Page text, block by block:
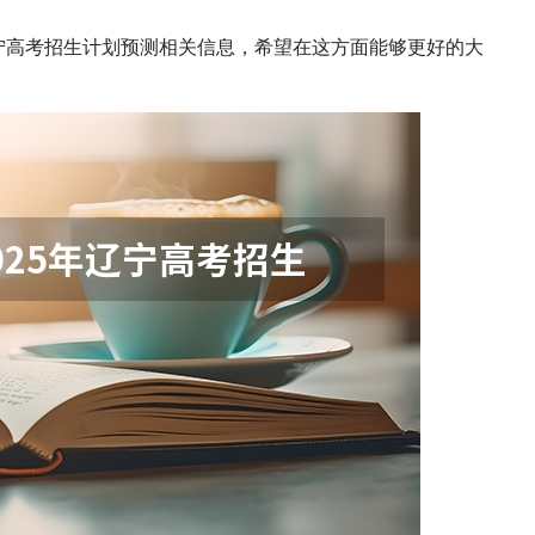
考招生计划预测相关信息，希望在这方面能够更好的大